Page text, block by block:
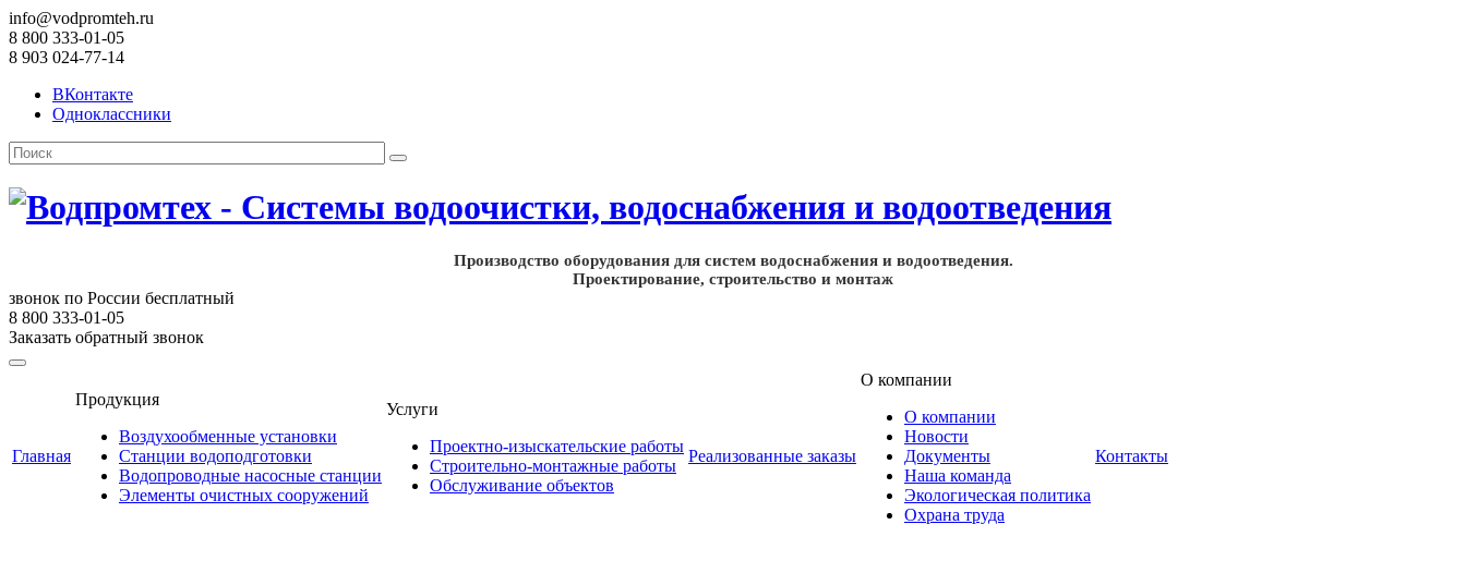
info@vodpromteh.ru
8 800 333-01-05
8 903 024-77-14
ВКонтакте
Одноклассники
Производство оборудования для систем водоснабжения и водоотведения.
Проектирование, строительство и монтаж
звонок по России бесплатный
8 800 333-01-05
Заказать обратный звонок
Главная
Продукция
Воздухообменные установки
Станции водоподготовки
Водопроводные насосные станции
Элементы очистных сооружений
Услуги
Проектно-изыскательские работы
Строительно-монтажные работы
Обслуживание объектов
Реализованные заказы
О компании
О компании
Новости
Документы
Наша команда
Экологическая политика
Охрана труда
Контакты